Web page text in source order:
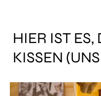
HIER IST ES,
KISSEN